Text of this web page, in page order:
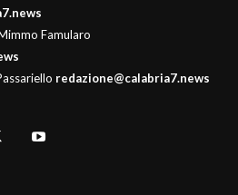
Famularo
redazione@calabria7.news